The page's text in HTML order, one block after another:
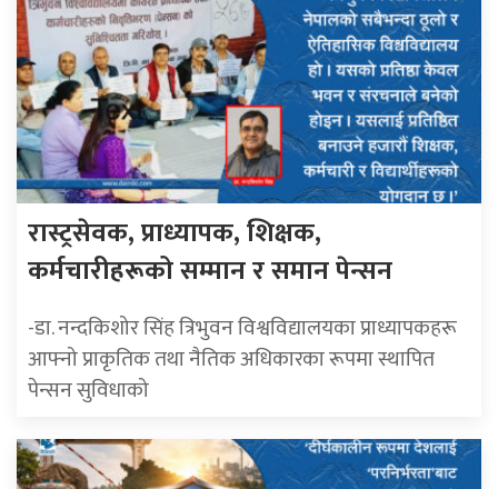
रास्ट्रसेवक, प्राध्यापक, शिक्षक,
कर्मचारीहरूको सम्मान र समान पेन्सन
-डा. नन्दकिशोर सिंह त्रिभुवन विश्वविद्यालयका प्राध्यापकहरू
आफ्नो प्राकृतिक तथा नैतिक अधिकारका रूपमा स्थापित
पेन्सन सुविधाको